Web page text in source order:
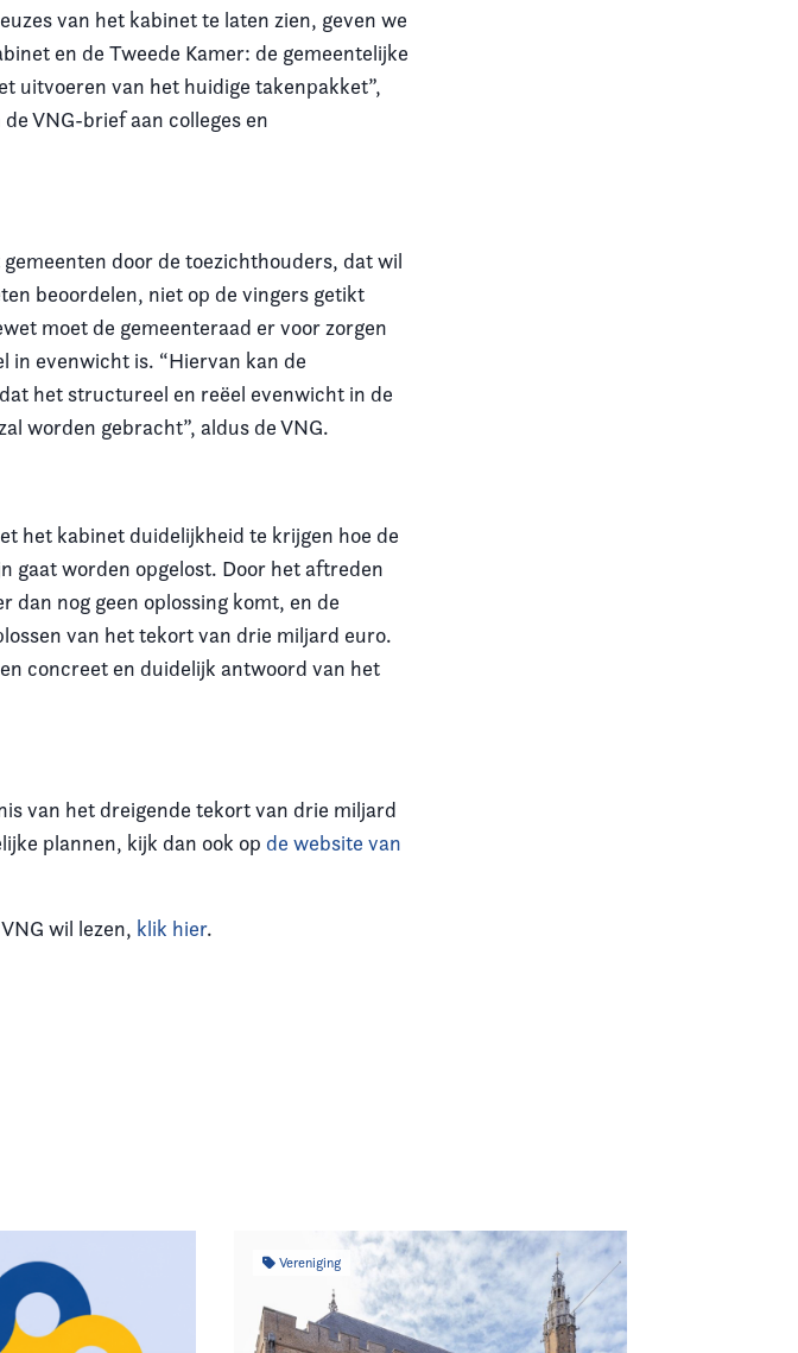
van het kabinet te laten zien, geven we
en de Tweede Kamer: de gemeentelijke
uitvoeren van het huidige takenpakket”,
VNG-brief aan colleges en
door de toezichthouders, dat wil
beoordelen, niet op de vingers getikt
moet de gemeenteraad er voor zorgen
in evenwicht is. “Hiervan kan de
het structureel en reëel evenwicht in de
worden gebracht”, aldus de VNG.
het kabinet duidelijkheid te krijgen hoe de
gaat worden opgelost. Door het aftreden
dan nog geen oplossing komt, en de
van het tekort van drie miljard euro.
concreet en duidelijk antwoord van het
van het dreigende tekort van drie miljard
plannen, kijk dan ook op de website van
wil lezen, klik hier.
Vereniging